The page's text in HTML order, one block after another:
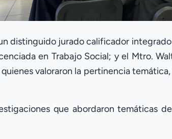
distinguido jurado calificador
en Trabajo Social; y el Mtro.
valoraron la pertinencia
que abordaron temáticas